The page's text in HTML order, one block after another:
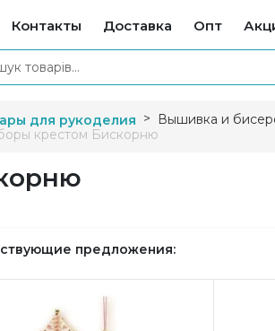
Контакты Доставка Опт
для рукоделия Вышивка и
крестом Бискорню
предложения: